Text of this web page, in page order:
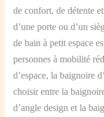
de confort, de détente
d’une porte ou d’un
de bain à petit espace
personnes à mobilité
d’espace, la baignoire
choisir entre la
d’angle design et la